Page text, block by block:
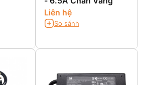
Liên hệ
So sánh